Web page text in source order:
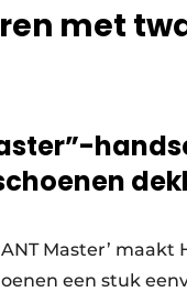
met
Master’
een stuk